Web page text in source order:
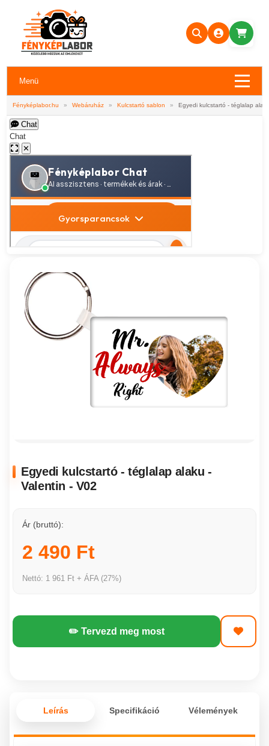
Menü
Fényképlabor.hu » Webáruház » Kulcstartó sablon » Egyedi kulcstartó - téglalap
Chat
Chat
✕
Egyedi kulcstartó - téglalap alaku -
Valentin - V02
Ár (bruttó):
2 490 Ft
Nettó: 1 961 Ft + ÁFA (27%)
✏️ Tervezd meg most
Leírás Specifikáció Vélemények